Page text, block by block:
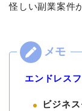
怪しい副業案件
エンドレス
ビジネ